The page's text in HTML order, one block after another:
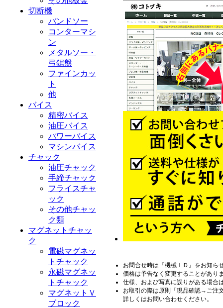
切断機
バンドソー
コンターマシ
ン
メタルソー・
弓鋸盤
ファインカッ
ト
他
バイス
精密バイス
油圧バイス
パワーバイス
マシンバイス
チャック
油圧チャック
手締チャック
フライスチャ
ック
その他チャッ
ク類
マグネットチャッ
ク
電磁マグネッ
トチャック
永磁マグネッ
トチャック
マグネットＶ
ブロック
お問合せ時は『機械ＩＤ』をお知ら
価格は予告なく変更することがあり
仕様、および写真に誤りがある場合
お取引の際は原則「現品確認→ご
詳しくはお問い合わせください。